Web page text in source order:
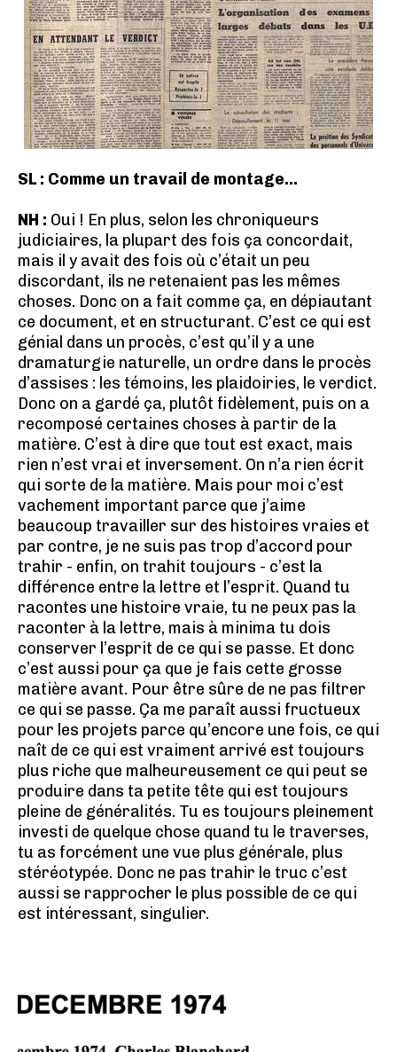
SL : Comme un travail de montage…
NH : Oui ! En plus, selon les chroniqueurs
judiciaires, la plupart des fois ça concordait,
mais il y avait des fois où c’était un peu
discordant, ils ne retenaient pas les mêmes
choses. Donc on a fait comme ça, en dépiautant
ce document, et en structurant. C’est ce qui est
génial dans un procès, c’est qu’il y a une
dramaturgie naturelle, un ordre dans le procès
d’assises : les témoins, les plaidoiries, le verdict.
Donc on a gardé ça, plutôt fidèlement, puis on a
recomposé certaines choses à partir de la
matière. C’est à dire que tout est exact, mais
rien n’est vrai et inversement. On n’a rien écrit
qui sorte de la matière. Mais pour moi c’est
vachement important parce que j’aime
beaucoup travailler sur des histoires vraies et
par contre, je ne suis pas trop d’accord pour
trahir - enfin, on trahit toujours - c’est la
différence entre la lettre et l’esprit. Quand tu
racontes une histoire vraie, tu ne peux pas la
raconter à la lettre, mais à minima tu dois
conserver l’esprit de ce qui se passe. Et donc
c’est aussi pour ça que je fais cette grosse
matière avant. Pour être sûre de ne pas filtrer
ce qui se passe. Ça me paraît aussi fructueux
pour les projets parce qu’encore une fois, ce qui
naît de ce qui est vraiment arrivé est toujours
plus riche que malheureusement ce qui peut se
produire dans ta petite tête qui est toujours
pleine de généralités. Tu es toujours pleinement
investi de quelque chose quand tu le traverses,
tu as forcément une vue plus générale, plus
stéréotypée. Donc ne pas trahir le truc c’est
aussi se rapprocher le plus possible de ce qui
est intéressant, singulier.